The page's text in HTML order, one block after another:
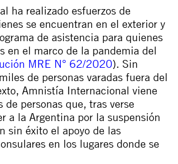
ha realizado esfuerzos de
se encuentran en el exterior y
de asistencia para quienes
en el marco de la pandemia del
MRE N° 62/2020). Sin
de personas varadas fuera del
Amnistía Internacional viene
de personas que, tras verse
a la Argentina por la suspensión
sin éxito el apoyo de las
en los lugares donde se